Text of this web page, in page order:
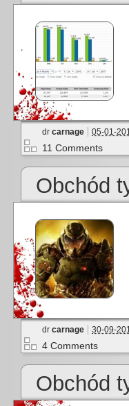
dr carnage 05-01-
11 Comments
Obchód
dr carnage 30-09-
4 Comments
Obchód